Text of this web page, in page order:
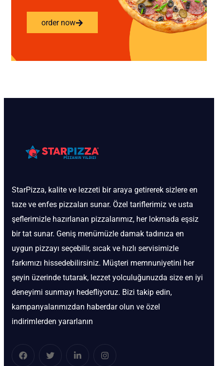
order now
StarPizza, kalite ve lezzeti bir araya getirerek sizlere en
taze ve enfes pizzaları sunar. Özel tariflerimiz ve usta
şeflerimizle hazırlanan pizzalarımız, her lokmada eşsiz
bir tat sunar. Geniş menümüzle damak tadınıza en
uygun pizzayı seçebilir, sıcak ve hızlı servisimizle
farkımızı hissedebilirsiniz. Müşteri memnuniyetini her
şeyin üzerinde tutarak, lezzet yolculuğunuzda size en iyi
deneyimi sunmayı hedefliyoruz. Bizi takip edin,
kampanyalarımızdan haberdar olun ve özel
indirimlerden yararlanın